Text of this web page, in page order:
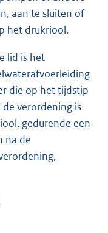
aan te sluiten of
het drukriool.
lid is het
die op het tijdstip
verordening is
gedurende een
na de